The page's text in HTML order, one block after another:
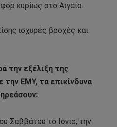
κυρίως στο Αιγαίο.
ισχυρές βροχές και
την εξέλιξη της
την ΕΜΥ, τα επικίνδυνα
Σαββάτου το Ιόνιο, την